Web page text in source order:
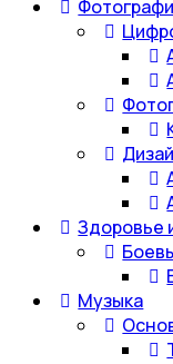
Здоровье
Музыка